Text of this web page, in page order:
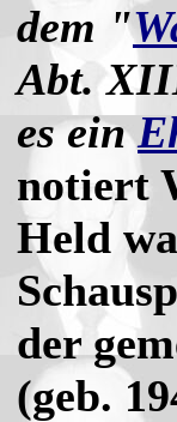
dem "
Abt.
es ein
notiert
Held
der
(geb.